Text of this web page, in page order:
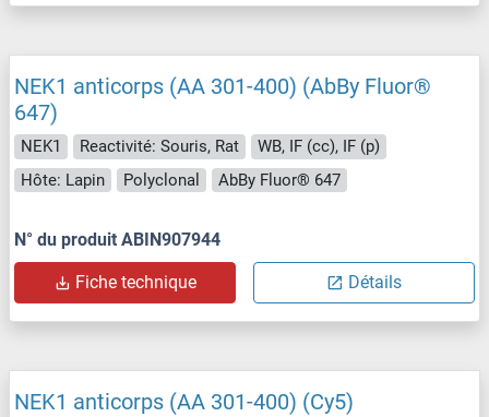
NEK1 anticorps (AA 301-400) (AbBy Fluor®
647)
NEK1 Reactivité: Souris, Rat
WB, IF (cc), IF (p)
Hôte: Lapin
Polyclonal AbBy Fluor® 647
N° du produit ABIN907944
Fiche technique Détails
NEK1 anticorps (AA 301-400) (Cy5)